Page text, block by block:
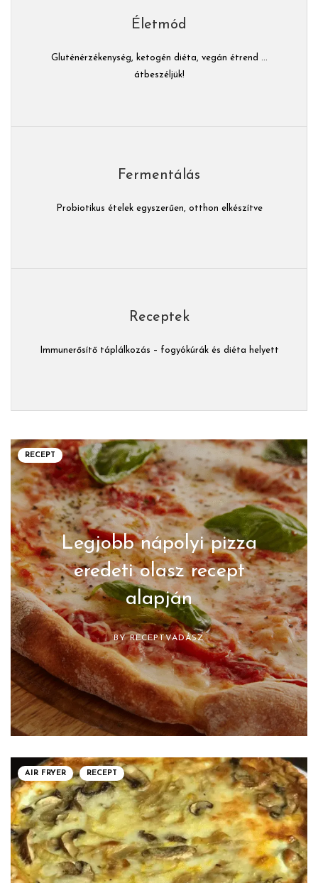
Életmód
Gluténérzékenység, ketogén diéta, vegán étrend ...
átbeszéljük!
Fermentálás
Probiotikus ételek egyszerűen, otthon elkészítve
Receptek
Immunerősítő táplálkozás – fogyókúrák és diéta helyett
RECEPT
Legjobb nápolyi pizza
eredeti olasz recept
alapján
BYRECEPTVADÁSZ
AIR FRYER RECEPT